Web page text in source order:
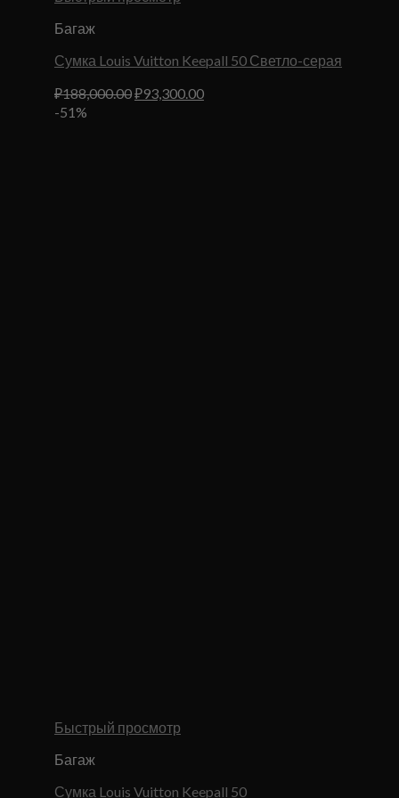
Багаж
Сумка Louis Vuitton Keepall 50 Светло-серая
₽188,000.00Первоначальная
₽93,300.00Текущая
-51%
Быстрый просмотр
Багаж
Сумка Louis Vuitton Keepall 50